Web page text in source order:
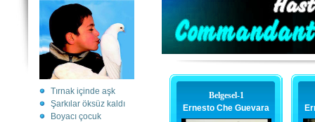
Tırnak içinde aşk
Şarkılar öksüz kaldı
Boyacı çocuk
Belgesel-1
Ernesto Che Guevara